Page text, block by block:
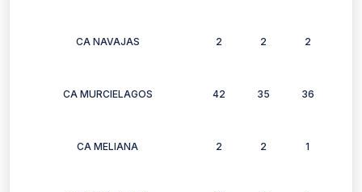
CA NAVAJAS 2 2 2
CA MURCIELAGOS 42 35 36
CA MELIANA 2 2 1